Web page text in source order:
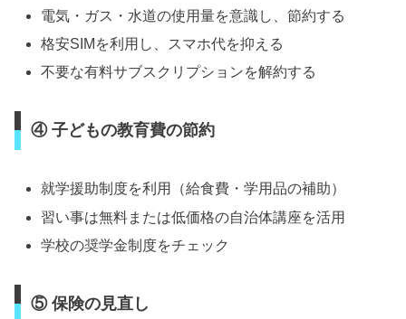
電気・ガス・水道の使用量を意識し、節約する
格安SIMを利用し、スマホ代を抑える
不要な有料サブスクリプションを解約する
④ 子どもの教育費の節約
就学援助制度を利用（給食費・学用品の補助）
習い事は無料または低価格の自治体講座を活用
学校の奨学金制度をチェック
⑤ 保険の見直し